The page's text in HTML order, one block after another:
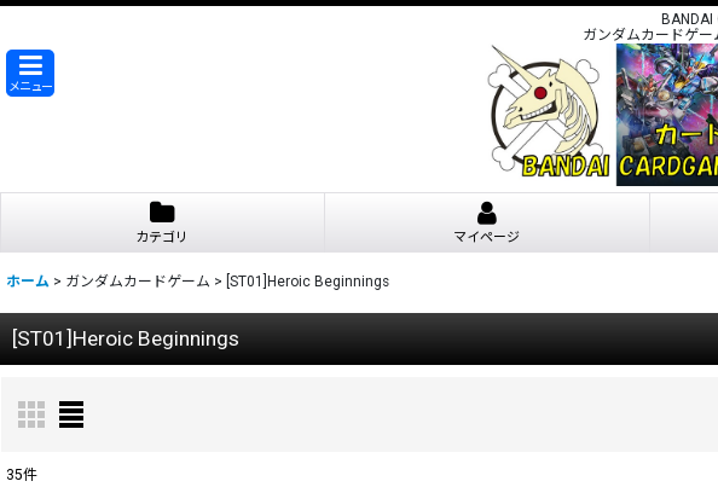
ガンダムカードゲ
メニュー
カテゴリ マイページ
ホーム > ガンダムカードゲーム > [ST01]Heroic Beginnings
[ST01]Heroic Beginnings
35件